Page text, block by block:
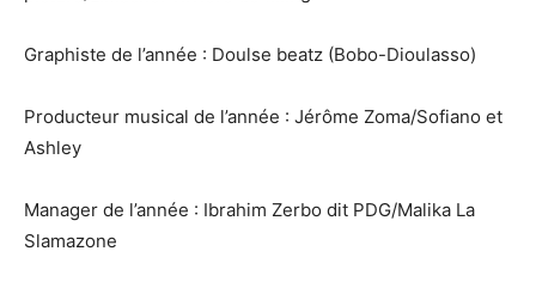
Graphiste de l’année : Doulse beatz (Bobo-Dioulasso)
Producteur musical de l’année : Jérôme Zoma/Sofiano et
Ashley
Manager de l’année : Ibrahim Zerbo dit PDG/Malika La
Slamazone